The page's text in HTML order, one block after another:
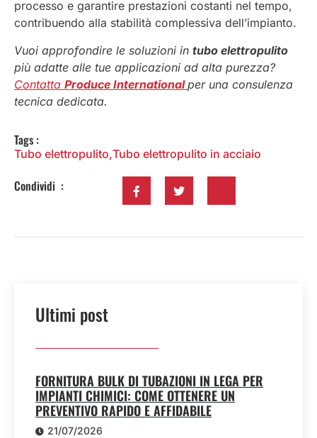
processo e garantire prestazioni costanti nel tempo,
contribuendo alla stabilità complessiva dell’impianto.
Vuoi approfondire le soluzioni in tubo elettropulito
più adatte alle tue applicazioni ad alta purezza?
Contatta Produce International per una consulenza
tecnica dedicata.
Tags :
Tubo elettropulito,Tubo elettropulito in acciaio
Condividi :
Ultimi post
FORNITURA BULK DI TUBAZIONI IN LEGA PER
IMPIANTI CHIMICI: COME OTTENERE UN
PREVENTIVO RAPIDO E AFFIDABILE
21/07/2026